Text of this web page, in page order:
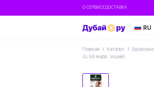
О СЕРВИСЕДОСТАВКА
RU
Главная Каталог Здоровье
(4,56 жидк. унции)